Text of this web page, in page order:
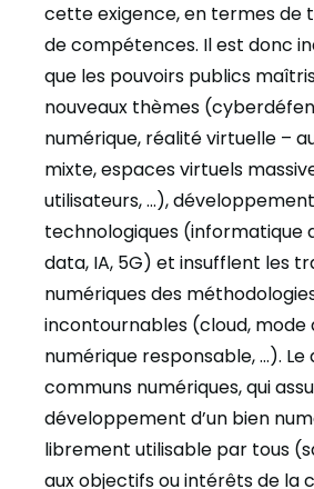
cette exigence, en termes de
de compétences. Il est donc
que les pouvoirs publics
nouveaux thèmes
numérique, réalité virtuelle –
mixte, espaces virtuels
utilisateurs, …),
technologiques (informatique
data, IA, 5G) et insufflent les
numériques des
incontournables (cloud, mode
numérique responsable, …).
communs numériques, qui
développement d’un bien
librement utilisable par tous
aux objectifs ou intérêts de la